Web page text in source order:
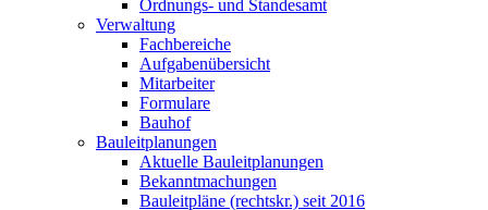
Ordnungs- und Standesamt
Verwaltung
Fachbereiche
Aufgabenübersicht
Mitarbeiter
Formulare
Bauhof
Bauleitplanungen
Aktuelle Bauleitplanungen
Bekanntmachungen
Bauleitpläne (rechtskr.) seit 2016